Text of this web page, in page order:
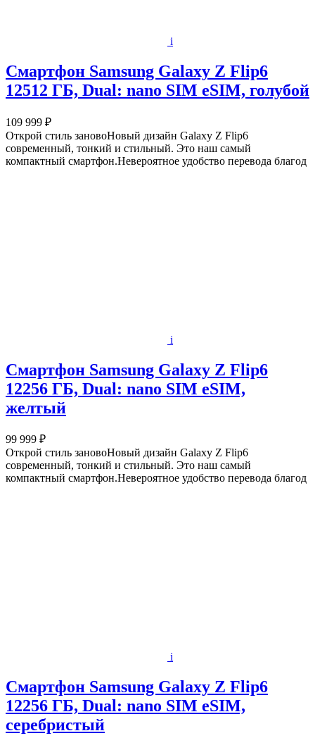
i
Смартфон Samsung Galaxy Z Flip6
12512 ГБ, Dual: nano SIM eSIM, голубой
109 999 ₽
Открой стиль зановоНовый дизайн Galaxy Z Flip6
современный, тонкий и стильный. Это наш самый
компактный смартфон.Невероятное удобство перевода благод
i
Смартфон Samsung Galaxy Z Flip6
12256 ГБ, Dual: nano SIM eSIM,
желтый
99 999 ₽
Открой стиль зановоНовый дизайн Galaxy Z Flip6
современный, тонкий и стильный. Это наш самый
компактный смартфон.Невероятное удобство перевода благод
i
Смартфон Samsung Galaxy Z Flip6
12256 ГБ, Dual: nano SIM eSIM,
серебристый